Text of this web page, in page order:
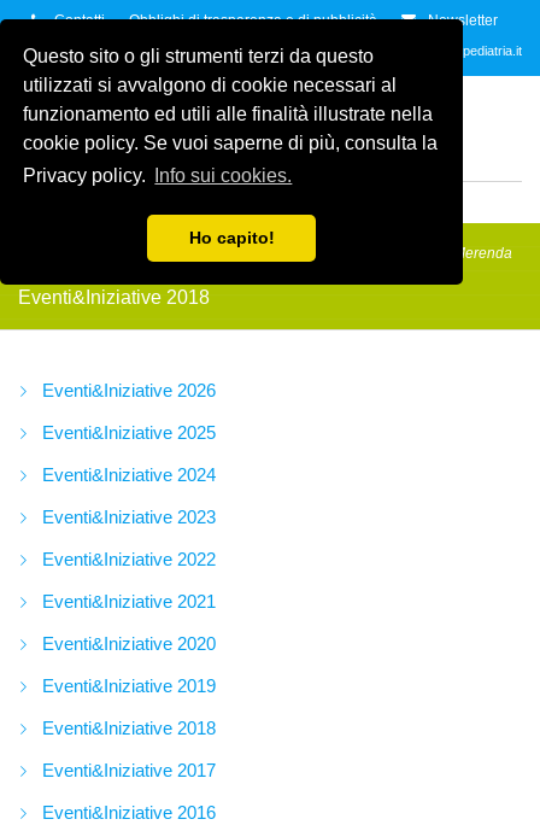
Questo sito o gli strumenti terzi da questo
utilizzati si avvalgono di cookie necessari al
funzionamento ed utili alle finalità illustrate nella
cookie policy. Se vuoi saperne di più, consulta la
Privacy policy.
Info sui cookies.
Ho capito!
Contatti Obblighi di trasparenza e di pubblicità Newsletter
Contattaci allo035.2678061oppure all'indirzzo e-mail info@amicidellapediatria.it
ASSOCIAZIONE AMICI
DELLA PEDIATRIAETS
ODV
Amici della Pediatria Eventi&Iniziative 2018
A Merenda
Eventi&Iniziative 2018
Eventi&Iniziative 2026
Eventi&Iniziative 2025
Eventi&Iniziative 2024
Eventi&Iniziative 2023
Eventi&Iniziative 2022
Eventi&Iniziative 2021
Eventi&Iniziative 2020
Eventi&Iniziative 2019
Eventi&Iniziative 2018
Eventi&Iniziative 2017
Eventi&Iniziative 2016